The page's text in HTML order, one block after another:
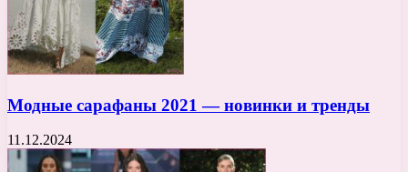
Модные сарафаны 2021 — новинки и тренды
11.12.2024